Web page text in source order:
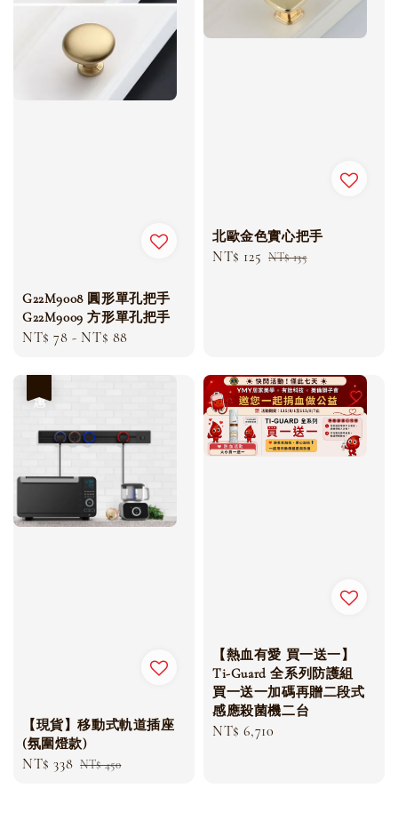
G22M9008 圓形單孔把手
G22M9009 方形單孔把手
Regular
NT$ 78 - NT$ 88
北歐金色實心把手
Sale
NT$ 125 Regular
NT$ 135
【現貨】移動式軌道插座
(氛圍燈款)
Sale
NT$ 338 Regular
NT$ 450
【熱血有愛 買一送一】
Ti-Guard 全系列防護組
買一送一加碼再贈二段式
感應殺菌機二台
Regular
NT$ 6,710